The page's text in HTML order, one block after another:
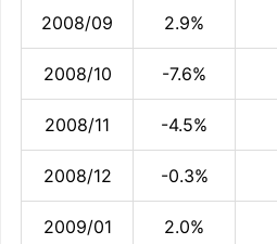
2008/09 2.9%
2008/10 -7.6%
2008/11 -4.5%
2008/12 -0.3%
2009/01 2.0%